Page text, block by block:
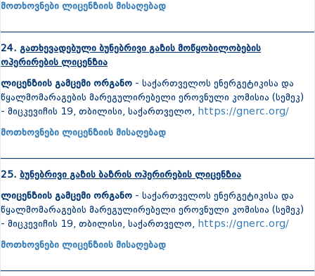
მოთხოვნები ლიცენზიის მისაღებად
24. გათხევადებული ბუნებრივი გაზის მოწყობილობების
ოპერირების ლიცენზია
ლიცენზიის გამცემი ორგანო - საქართველოს ენერგეტიკისა და
წყალმომარაგების მარეგულირებელი ეროვნული კომისია (სემეკ)
- მიცკევიჩის 19, თბილისი, საქართველო, https://gnerc.org/
მოთხოვნები ლიცენზიის მისაღებად
25. ბუნებრივი გაზის ბაზრის ოპერირების ლიცენზია
ლიცენზიის გამცემი ორგანო - საქართველოს ენერგეტიკისა და
წყალმომარაგების მარეგულირებელი ეროვნული კომისია (სემეკ)
- მიცკევიჩის 19, თბილისი, საქართველო, https://gnerc.org/
მოთხოვნები ლიცენზიის მისაღებად